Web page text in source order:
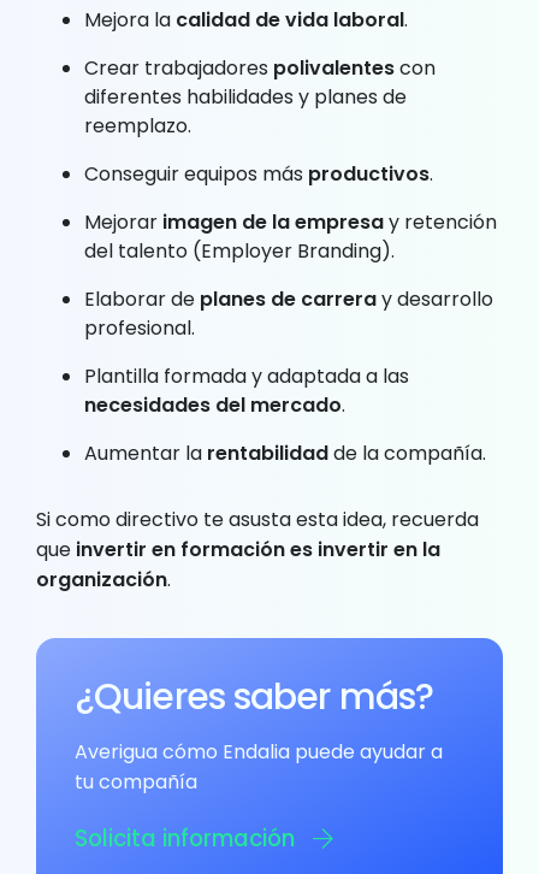
Mejora la calidad de vida laboral.
Crear trabajadores polivalentescon
diferentes habilidades y planes de
reemplazo.
Conseguir equipos más productivos.
Mejorar imagen de la empresay retención
del talento (Employer Branding).
Elaborar de planes de carreray desarrollo
profesional.
Plantilla formada y adaptada a las
necesidades del mercado.
Aumentar la rentabilidadde la compañía.
Si como directivo te asusta esta idea, recuerda
que invertir en formación es invertir en la
organización.
¿Quieres saber más?
Averigua cómo Endalia puede ayudar a
tu compañía
Solicita información